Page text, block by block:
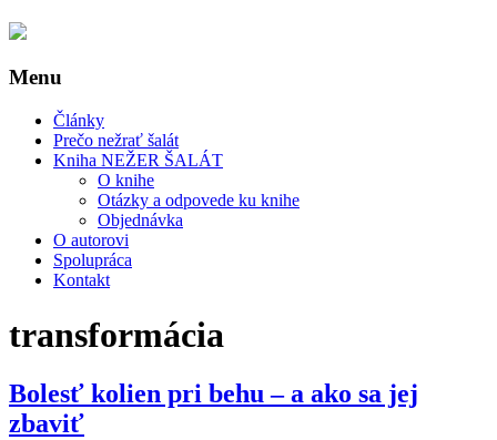
Menu
Články
Prečo nežrať šalát
Kniha NEŽER ŠALÁT
O knihe
Otázky a odpovede ku knihe
Objednávka
O autorovi
Spolupráca
Kontakt
transformácia
Bolesť kolien pri behu – a ako sa jej
zbaviť